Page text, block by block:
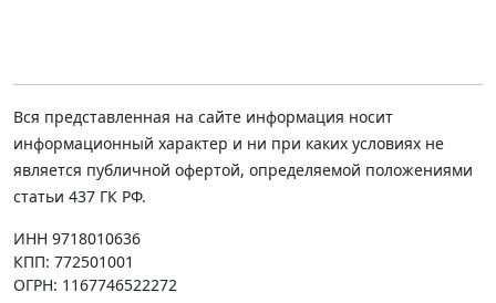
Вся представленная на сайте информация носит
информационный характер и ни при каких условиях не
является публичной офертой, определяемой положениями
статьи 437 ГК РФ.
ИНН 9718010636
КПП: 772501001
ОГРН: 1167746522272